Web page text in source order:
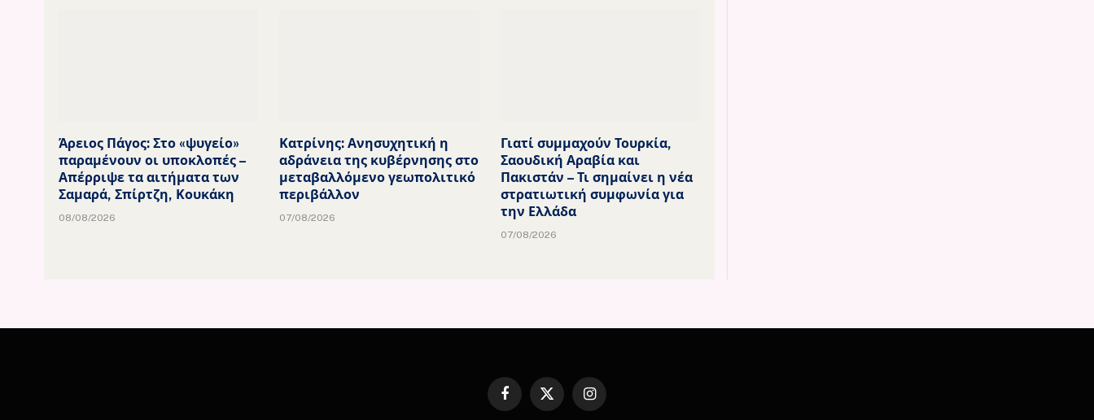
Άρειος Πάγος: Στο «ψυγείο»
παραμένουν οι υποκλοπές –
Απέρριψε τα αιτήματα των
Σαμαρά, Σπίρτζη, Κουκάκη
08/08/2026
Κατρίνης: Ανησυχητική η
αδράνεια της κυβέρνησης στο
μεταβαλλόμενο γεωπολιτικό
περιβάλλον
07/08/2026
Γιατί συμμαχούν Τουρκία,
Σαουδική Αραβία και
Πακιστάν – Τι σημαίνει η νέα
στρατιωτική συμφωνία για
την Ελλάδα
07/08/2026
Facebook
X
Instagram